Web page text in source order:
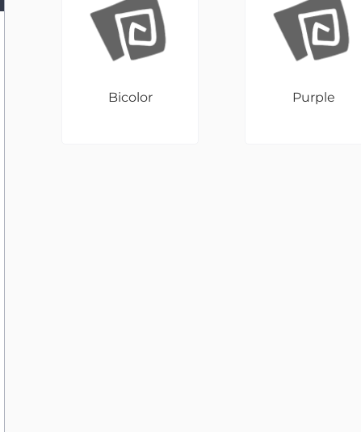
Bicolor Purple